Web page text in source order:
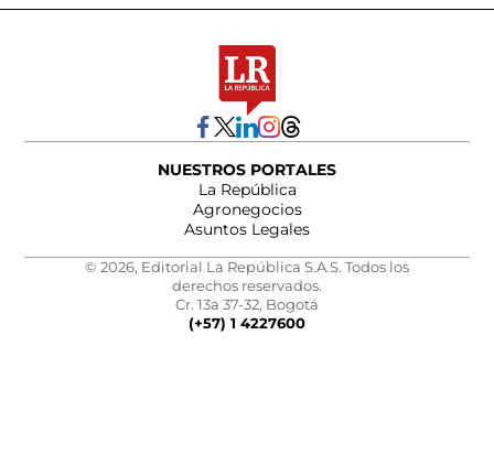
NUESTROS PORTALES
La República
Agronegocios
Asuntos Legales
© 2026, Editorial La República S.A.S. Todos los
derechos reservados.
Cr. 13a 37-32, Bogotá
(+57) 1 4227600